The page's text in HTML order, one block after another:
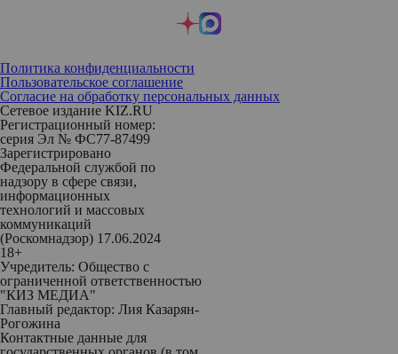
Политика конфиденциальности
Пользовательское соглашение
Согласие на обработку персональных данных
Сетевое издание KIZ.RU
Регистрационный номер:
серия Эл № ФС77-87499
Зарегистрировано
Федеральной службой по
надзору в сфере связи,
информационных
технологий и массовых
коммуникаций
(Роскомнадзор) 17.06.2024
18+
Учредитель: Общество с
ограниченной ответственностью
"КИЗ МЕДИА"
Главный редактор: Лия Казарян-
Рогожина
Контактные данные для